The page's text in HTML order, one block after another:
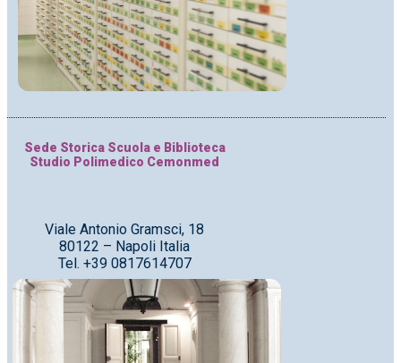
Sede Storica Scuola e Biblioteca
Studio Polimedico Cemonmed
Viale Antonio Gramsci, 18
80122 – Napoli Italia
Tel. +39 0817614707